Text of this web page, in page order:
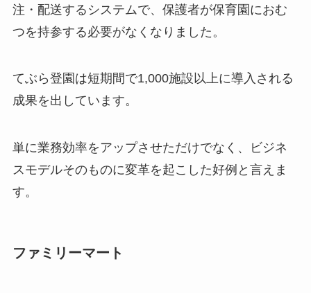
注・配送するシステムで、保護者が保育園におむ
つを持参する必要がなくなりました。
てぶら登園は短期間で1,000施設以上に導入される
成果を出しています。
単に業務効率をアップさせただけでなく、ビジネ
スモデルそのものに変革を起こした好例と言えま
す。
ファミリーマート